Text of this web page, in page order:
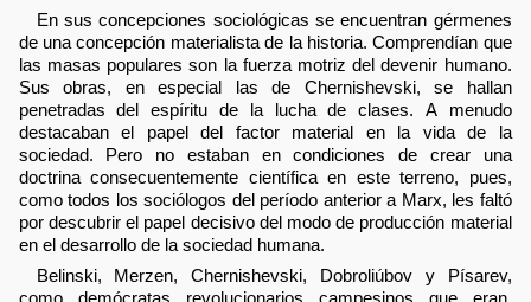
En sus concepciones sociológicas se encuentran gérmenes
de una concepción materialista de la historia. Comprendían que
las masas populares son la fuerza motriz del devenir humano.
Sus obras, en especial las de Chernishevski, se hallan
penetradas del espíritu de la lucha de clases. A menudo
destacaban el papel del factor material en la vida de la
sociedad. Pero no estaban en condiciones de crear una
doctrina consecuentemente científica en este terreno, pues,
como todos los sociólogos del período anterior a Marx, les faltó
por descubrir el papel decisivo del modo de producción material
en el desarrollo de la sociedad humana.
Belinski, Merzen, Chernishevski, Dobroliúbov y Písarev,